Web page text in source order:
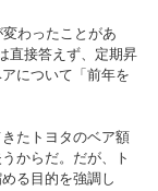
わったことがあ
直接答えず、定期昇
について「前年を
たトヨタのベア額
からだ。だが、ト
る目的を強調し